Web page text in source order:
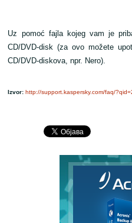
Uz pomoć fajla kojeg vam je
CD/DVD-disk (za ovo možete
CD/DVD-diskova, npr. Nero).
Izvor: http://support.kaspersky.com/faq/